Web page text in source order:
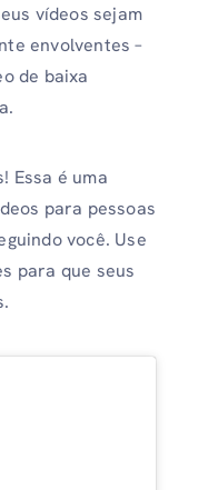
vídeos sejam
envolventes –
de baixa
Essa é uma
para pessoas
você. Use
para que seus